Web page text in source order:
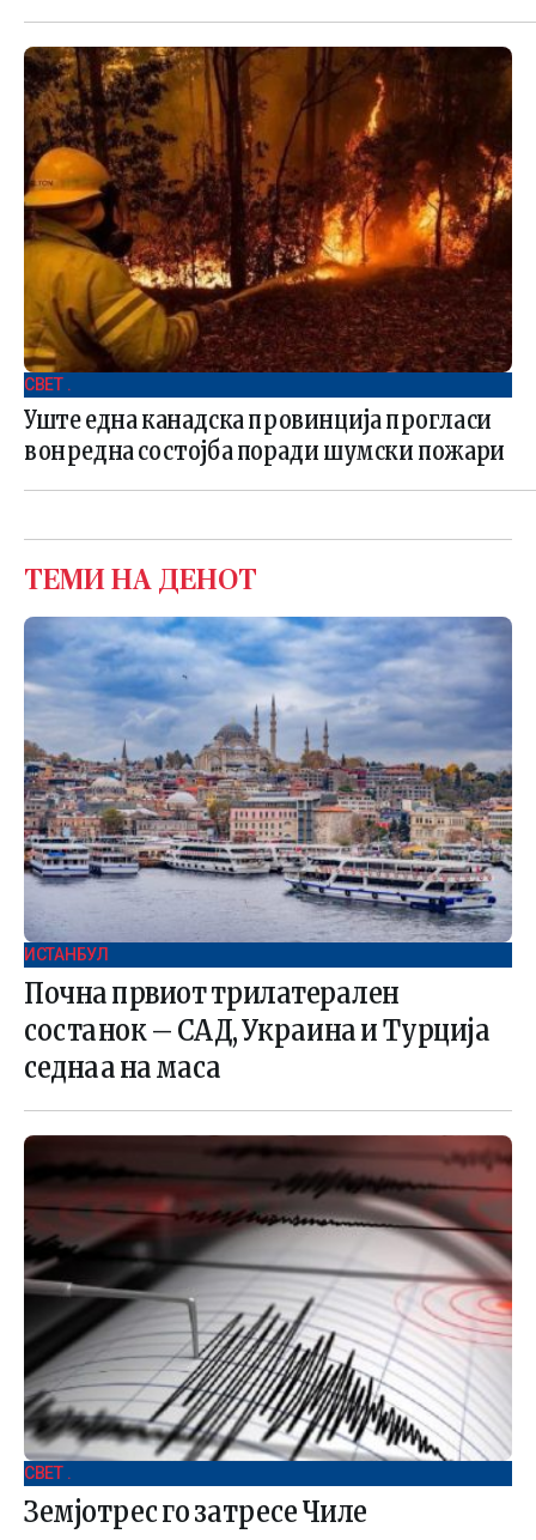
СВЕТ .
Уште една канадска провинција прогласи
вонредна состојба поради шумски пожари
ТЕМИ НА ДЕНОТ
ИСТАНБУЛ
Почна првиот трилатерален
состанок – САД, Украина и Турција
седнаа на маса
СВЕТ .
Земјотрес го затресе Чиле